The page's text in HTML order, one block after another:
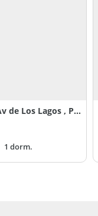
Complejo Jochy Av de Los Lagos , Puertos, El Cazador
1 dorm.